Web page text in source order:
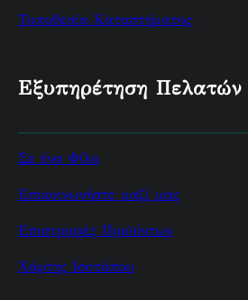
Τοποθεσία Καταστήματος
Εξυπηρέτηση Πελατών
Σε ένα Φίλο
Επικοινωνήστε μαζί μας
Επιστροφές Προϊόντων
Χάρτης Ισοτόπου